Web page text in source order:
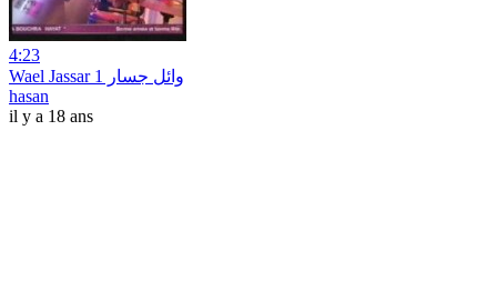
4:23
Wael Jassar وائل جسار 1
hasan
il y a 18 ans